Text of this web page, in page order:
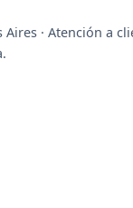
· Atención a